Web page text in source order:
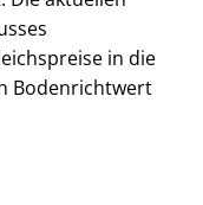
in die
Bodenrichtwert